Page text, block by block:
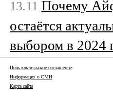
13.11 Почему
остаётся
выбором в 2024
Пользовательское соглашение
Информация о СМИ
Карта сайта